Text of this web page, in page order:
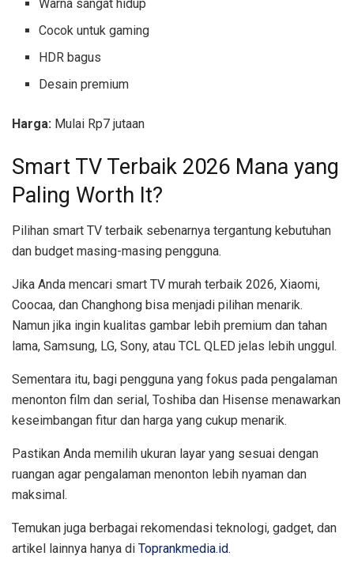
Warna sangat hidup
Cocok untuk gaming
HDR bagus
Desain premium
Harga: Mulai Rp7 jutaan
Smart TV Terbaik 2026 Mana yang
Paling Worth It?
Pilihan smart TV terbaik sebenarnya tergantung kebutuhan
dan budget masing-masing pengguna.
Jika Anda mencari smart TV murah terbaik 2026, Xiaomi,
Coocaa, dan Changhong bisa menjadi pilihan menarik.
Namun jika ingin kualitas gambar lebih premium dan tahan
lama, Samsung, LG, Sony, atau TCL QLED jelas lebih unggul.
Sementara itu, bagi pengguna yang fokus pada pengalaman
menonton film dan serial, Toshiba dan Hisense menawarkan
keseimbangan fitur dan harga yang cukup menarik.
Pastikan Anda memilih ukuran layar yang sesuai dengan
ruangan agar pengalaman menonton lebih nyaman dan
maksimal.
Temukan juga berbagai rekomendasi teknologi, gadget, dan
artikel lainnya hanya di Toprankmedia.id.